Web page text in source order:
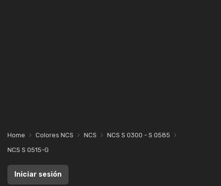
Home Colores NCS NCS
NCS S 0300 - S 0585
NCS S 0515-G
Iniciar sesión